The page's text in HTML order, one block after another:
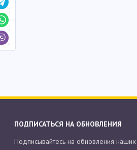
ПОДПИСАТЬСЯ НА ОБНОВЛЕНИЯ
Подписывайтесь на обновления наших